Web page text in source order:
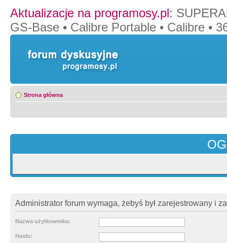
Aktualizacje na programosy.pl:
GS-Base • Calibre Portable • Calibre •
Strona główna
Administrator forum wymaga, żebyś był zarejestrowany i
Nazwa użytkownika:
Hasło: